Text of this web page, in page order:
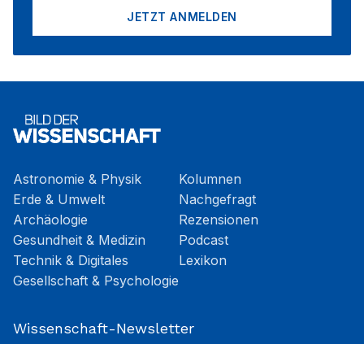
JETZT ANMELDEN
Astronomie & Physik
Erde & Umwelt
Archäologie
Gesundheit & Medizin
Technik & Digitales
Gesellschaft & Psychologie
Kolumnen
Nachgefragt
Rezensionen
Podcast
Lexikon
Wissenschaft-Newsletter